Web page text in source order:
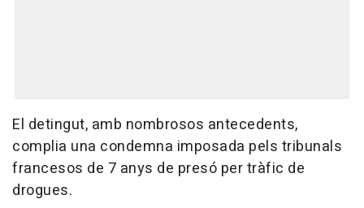
El detingut, amb nombrosos antecedents,
complia una condemna imposada pels tribunals
francesos de 7 anys de presó per tràfic de
drogues.